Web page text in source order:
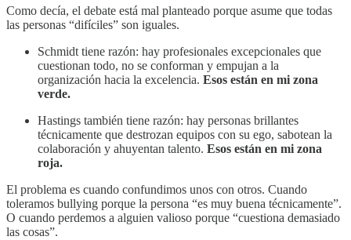
Como decía, el debate está mal planteado porque asume que todas
las personas “difíciles” son iguales.
Schmidt tiene razón: hay profesionales excepcionales que
cuestionan todo, no se conforman y empujan a la
organización hacia la excelencia. Esos están en mi zona
verde.
Hastings también tiene razón: hay personas brillantes
técnicamente que destrozan equipos con su ego, sabotean la
colaboración y ahuyentan talento. Esos están en mi zona
roja.
El problema es cuando confundimos unos con otros. Cuando
toleramos bullying porque la persona “es muy buena técnicamente”.
O cuando perdemos a alguien valioso porque “cuestiona demasiado
las cosas”.